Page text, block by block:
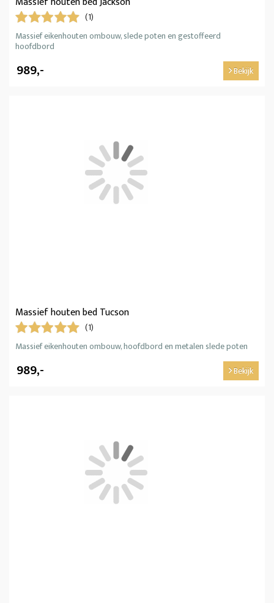
(1)
Massief eikenhouten ombouw, slede poten en gestoffeerd
hoofdbord
989,- Bekijk
Massief houten bed Tucson
(1)
Massief eikenhouten ombouw, hoofdbord en metalen slede poten
989,- Bekijk